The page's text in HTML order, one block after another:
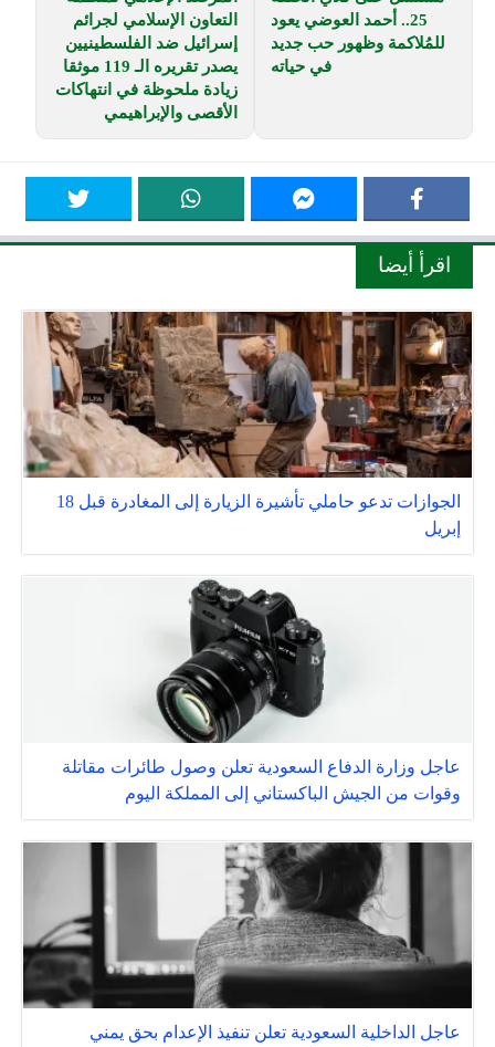
25.. أحمد العوضي يعود
للمُلاكمة وظهور حب جديد
في حياته
التعاون الإسلامي لجرائم
إسرائيل ضد الفلسطينيين
يصدر تقريره الـ 119 موثقا
زيادة ملحوظة في انتهاكات
الأقصى والإبراهيمي
اقرأ أيضا
الجوازات تدعو حاملي تأشيرة الزيارة إلى المغادرة قبل 18
إبريل
عاجل وزارة الدفاع السعودية تعلن وصول طائرات مقاتلة
وقوات من الجيش الباكستاني إلى المملكة اليوم
عاجل الداخلية السعودية تعلن تنفيذ الإعدام بحق يمني